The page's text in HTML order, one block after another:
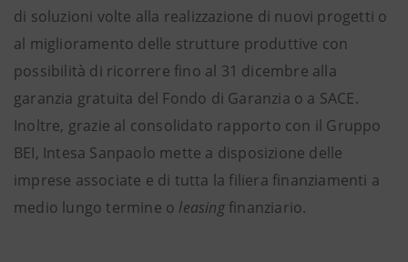
di soluzioni volte alla realizzazione di nuovi progetti o
al miglioramento delle strutture produttive con
possibilità di ricorrere fino al 31 dicembre alla
garanzia gratuita del Fondo di Garanzia o a SACE.
Inoltre, grazie al consolidato rapporto con il Gruppo
BEI, Intesa Sanpaolo mette a disposizione delle
imprese associate e di tutta la filiera finanziamenti a
medio lungo termine o leasing finanziario.